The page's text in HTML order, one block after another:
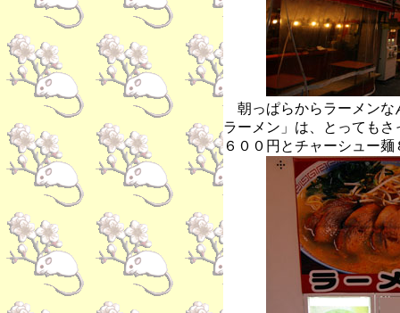
朝っぱらからラーメンな
ラーメン」は、とっても
６００円とチャーシュー